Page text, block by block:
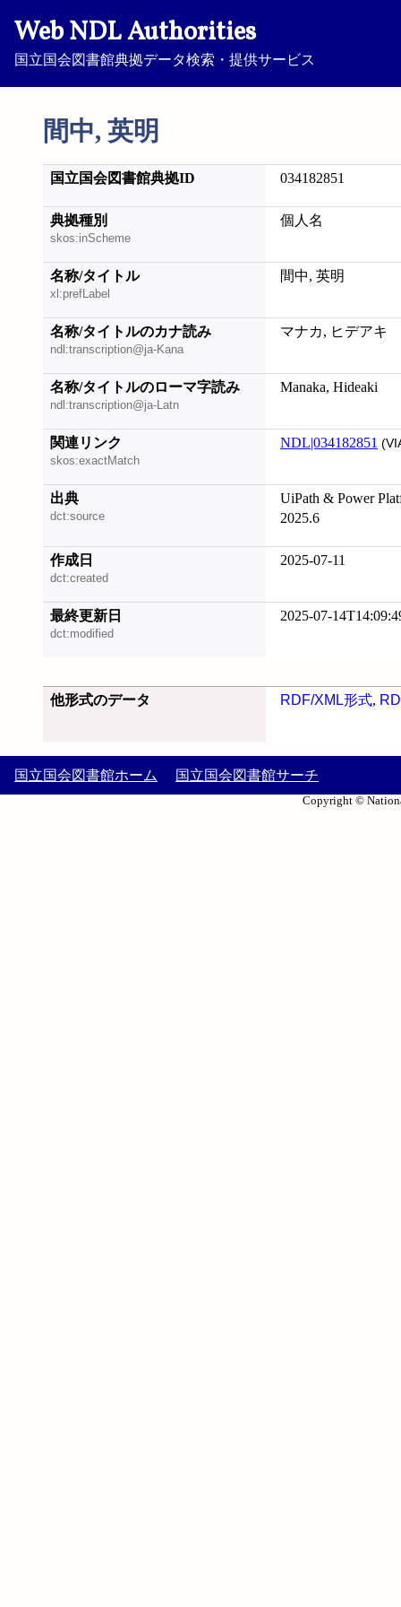
Web NDL Authorities
国立国会図書館典拠データ検索・提供サービス
間中, 英明
国立国会図書館典拠ID 034182851
典拠種別
skos:inScheme
個人名
名称/タイトル
xl:prefLabel
間中, 英明
名称/タイトルのカナ読み
ndl:transcription@ja-Kana
マナカ, ヒデアキ
名称/タイトルのローマ字読み
ndl:transcription@ja-Latn
Manaka, Hideaki
関連リンク
skos:exactMatch
NDL|034182851
出典
dct:source
UiPath & Power
2025.6
作成日
dct:created
2025-07-11
最終更新日
dct:modified
2025-07-
他形式のデータ RDF/XML形式,
国立国会図書館ホーム 国立国会図書館サーチ
Copyright ©